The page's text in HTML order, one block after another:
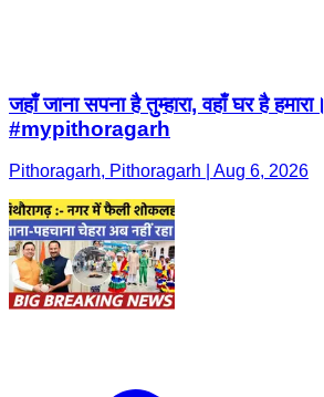
जहाँ जाना सपना है तुम्हारा, वहाँ घर है हमारा।
#mypithoragarh
Pithoragarh, Pithoragarh | Aug 6, 2026